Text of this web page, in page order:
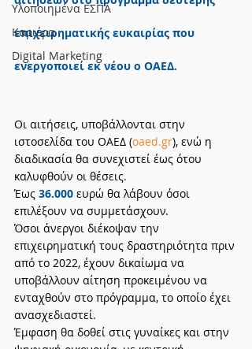
Υλοποιημένα ΕΣΠΑ
Καριέρα
Digital Marketing
επιχειρηματικής ευκαιρίας που
ενεργοποιεί εκ νέου ο ΟΑΕΔ.
Οι αιτήσεις, υποβάλλονται στην
ιστοσελίδα του ΟΑΕΔ (oaed.gr), ενώ η
διαδικασία θα συνεχιστεί έως ότου
καλυφθούν οι θέσεις.
Έως 36.000 ευρώ θα λάβουν όσοι
επιλέξουν να συμμετάσχουν.
Όσοι άνεργοι διέκοψαν την
επιχειρηματική τους δραστηριότητα πριν
από το 2022, έχουν δικαίωμα να
υποβάλλουν αίτηση προκειμένου να
ενταχθούν στο πρόγραμμα, το οποίο έχει
ανασχεδιαστεί.
Έμφαση θα δοθεί στις γυναίκες και στην